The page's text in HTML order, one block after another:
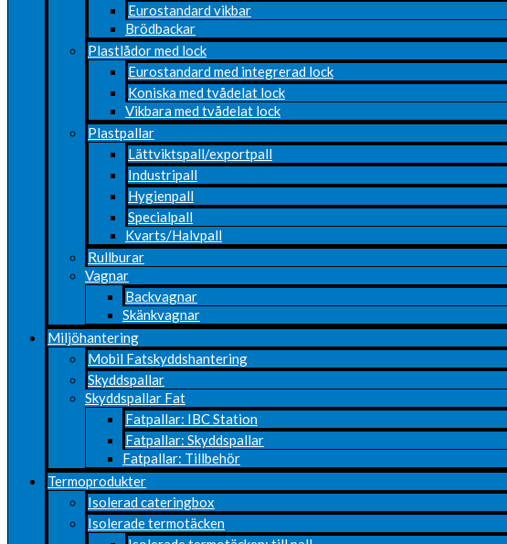
Eurostandard vikbar
Brödbackar
Plastlådor med lock
Eurostandard med integrerad lock
Koniska med tvådelat lock
Vikbara med tvådelat lock
Plastpallar
Lättviktspall/exportpall
Industripall
Hygienpall
Specialpall
Kvarts/Halvpall
Rullburar
Vagnar
Backvagnar
Skänkvagnar
Miljöhantering
Mobil Fatskyddshantering
Skyddspallar
Skyddspallar Fat
Fatpallar: IBC Station
Fatpallar: Skyddspallar
Fatpallar: Tillbehör
Termoprodukter
Isolerad cateringbox
Isolerade termotäcken